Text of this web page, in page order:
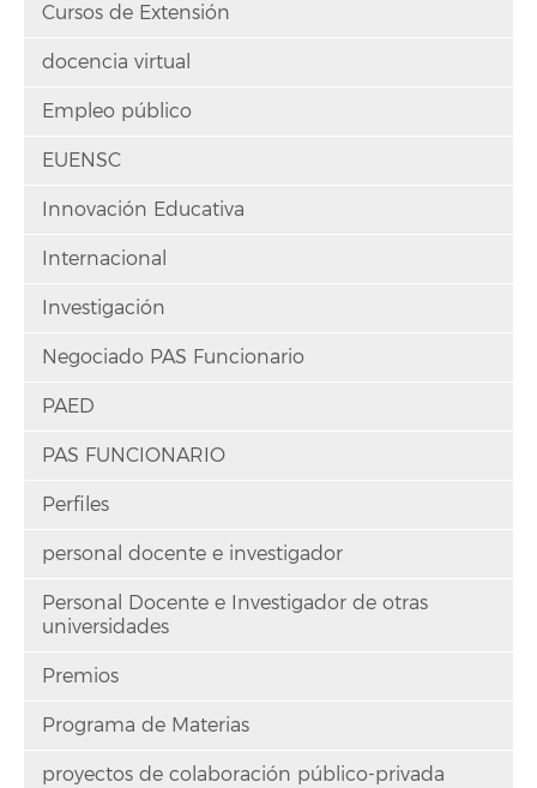
Cursos de Extensión
docencia virtual
Empleo público
EUENSC
Innovación Educativa
Internacional
Investigación
Negociado PAS Funcionario
PAED
PAS FUNCIONARIO
Perfiles
personal docente e investigador
Personal Docente e Investigador de otras
universidades
Premios
Programa de Materias
proyectos de colaboración público-privada